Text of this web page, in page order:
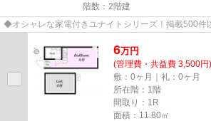
階数：2階建
◆オシャレな家電付きユナイトシリーズ！掲載500
6万円
(管理費・共益費 3,500円)
敷：0ヶ月｜礼：0ヶ月
所在階：1階
間取り：1R
面積：11.80㎡